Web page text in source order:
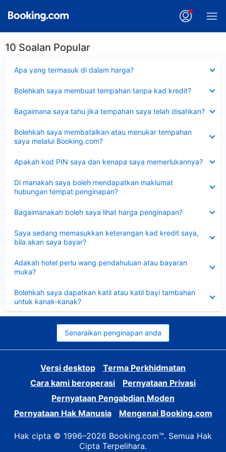
10 Soalan Popular
Apa yang termasuk di dalam harga?
Bolehkah saya membuat tempahan tanpa kad kredit?
Bagaimana saya tahu jika tempahan saya telah disahkan?
Bolehkah saya membatalkan atau menukar tempahan
saya melalui Booking.com?
Apakah kod PIN saya dan kenapa saya memerlukannya?
Di manakah saya boleh mendapatkan maklumat
hubungan tempat penginapan?
Bagaimanakah boleh saya lihat harga penginapan?
Saya sedang memasukkan keterangan kad kredit saya,
bila akan saya bayar?
Adakah hotel perlu wang pendahuluan atau bayaran
muka?
Bolehkah saya dapatkan katil atau katil bayi tambahan
untuk kanak-kanak?
Senaraikan penginapan anda
Versi desktop
Terma Perkhidmatan
Cara kami beroperasi
Pernyataan Privasi
Pernyataan Pengabdian Moden
Pernyataan Hak Manusia
Mengenai Booking.com
Hak cipta © 1996–2026 Booking.com™. Semua Hak
Cipta Terpelihara.